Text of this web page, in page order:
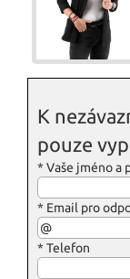
K
pouze
* Vaše jméno a
* Email pro
* Telefon